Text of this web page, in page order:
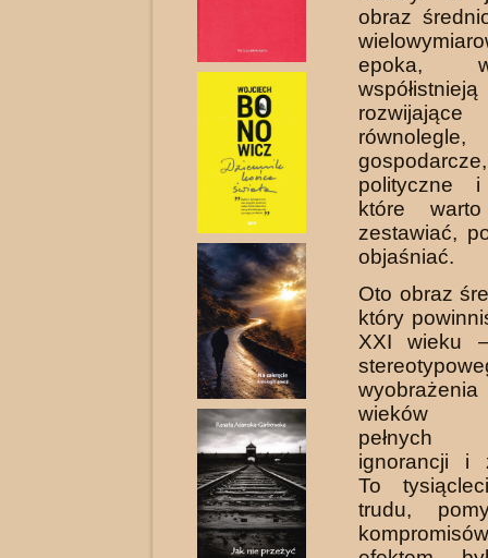
obraz
epoka,
polityczne i
które
zestawiać,
objaśniać.
Oto obraz
który
XXI wieku
wieków
pełnych
ignorancji i
To
trudu,